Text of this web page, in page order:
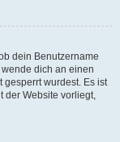
dein Benutzername
dich an einen
gesperrt wurdest. Es ist
der Website vorliegt,